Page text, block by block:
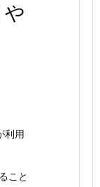
利用
こと